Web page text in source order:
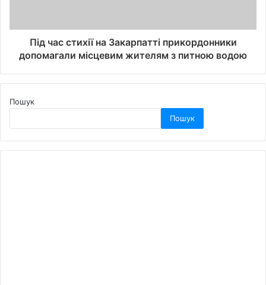
Під час стихії на Закарпатті прикордонники
допомагали місцевим жителям з питною водою
Пошук
Пошук